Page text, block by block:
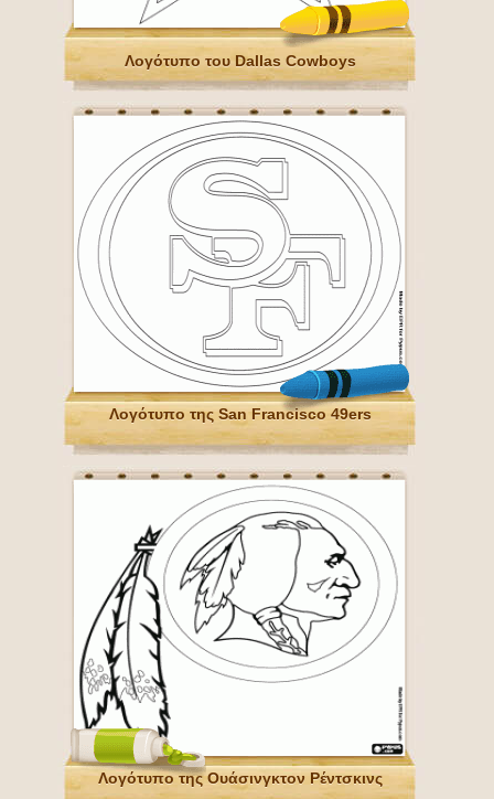
Λογότυπο του Dallas Cowboys
Λογότυπο της San Francisco 49ers
Λογότυπο της Ουάσινγκτον Ρέντσκινς